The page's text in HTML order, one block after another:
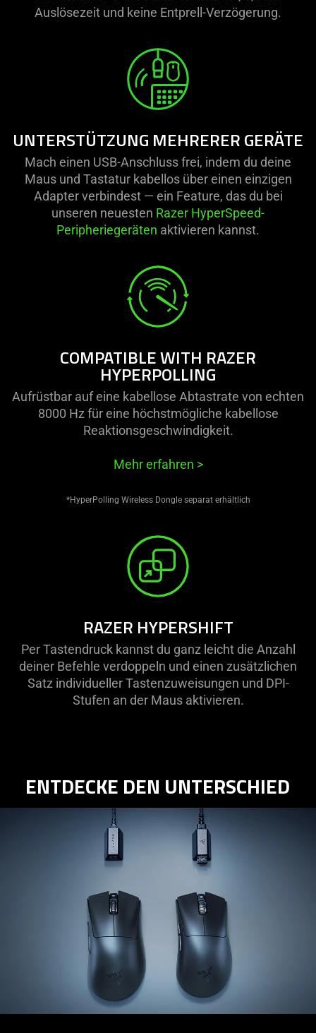
Auslösezeit und keine Entprell-Verzögerung.
UNTERSTÜTZUNG MEHRERER GERÄTE
Mach einen USB-Anschluss frei, indem du deine
Maus und Tastatur kabellos über einen einzigen
Adapter verbindest — ein Feature, das du bei
unseren neuesten Razer HyperSpeed-
Peripheriegeräten aktivieren kannst.
COMPATIBLE WITH RAZER
HYPERPOLLING
Aufrüstbar auf eine kabellose Abtastrate von echten
8000 Hz für eine höchstmögliche kabellose
Reaktionsgeschwindigkeit.
Mehr erfahren >
*HyperPolling Wireless Dongle separat erhältlich
RAZER HYPERSHIFT
Per Tastendruck kannst du ganz leicht die Anzahl
deiner Befehle verdoppeln und einen zusätzlichen
Satz individueller Tastenzuweisungen und DPI-
Stufen an der Maus aktivieren.
ENTDECKE DEN UNTERSCHIED